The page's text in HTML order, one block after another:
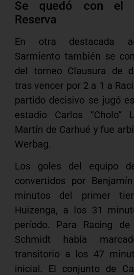
Se quedó con el
Reserva
En otra destacada
Sarmiento también se
del torneo Clausura de
tras vencer por 2 a 1 a
partido decisivo se jugó
estadio Carlos “Cholo”
Martín de Carhué y fue
Werbag.
Los goles del equipo
convertidos por
minutos del primer
Huizenga, a los 31
período. Para Racing de
Schmidt había
transitorio a los 47
inicial. El conjunto de